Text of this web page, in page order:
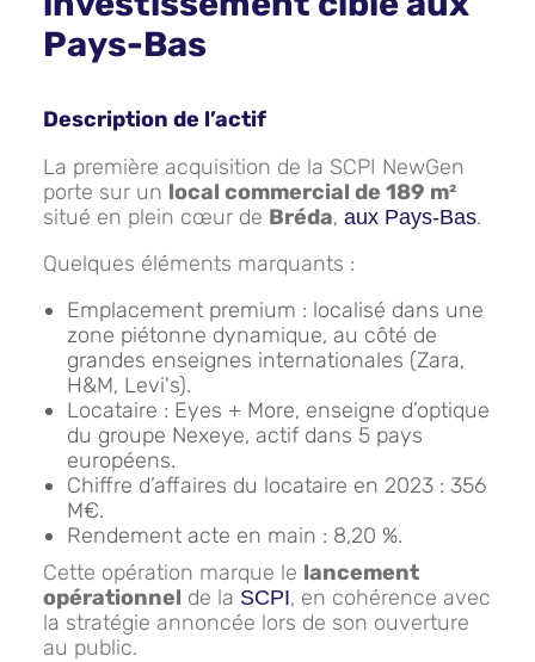
Pays-Bas
Description de l’actif
La première acquisition de la SCPI NewGen
porte sur un local commercial de 189 m²
situé en plein cœur de Bréda, aux Pays-Bas.
Quelques éléments marquants :
Emplacement premium : localisé dans une
zone piétonne dynamique, au côté de
grandes enseignes internationales (Zara,
H&M, Levi's).
Locataire : Eyes + More, enseigne d’optique
du groupe Nexeye, actif dans 5 pays
européens.
Chiffre d’affaires du locataire en 2023 : 356
M€.
Rendement acte en main : 8,20 %.
Cette opération marque le lancement
opérationnel de la SCPI, en cohérence avec
la stratégie annoncée lors de son ouverture
au public.